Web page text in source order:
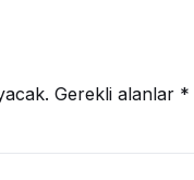
Gerekli alanlar *